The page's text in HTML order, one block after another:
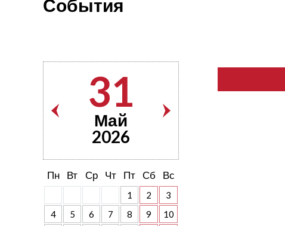
События
31
Май
2026
Пн Вт Ср Чт Пт Сб Вс
1 2
3
4
5 6 7 8 9
10